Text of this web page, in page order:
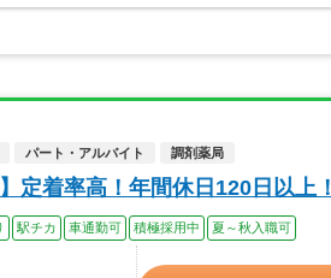
パート・アルバイト 調剤薬局
定着率高！年間休日120日以上！
駅チカ 車通勤可 積極採用中 夏～秋入職可